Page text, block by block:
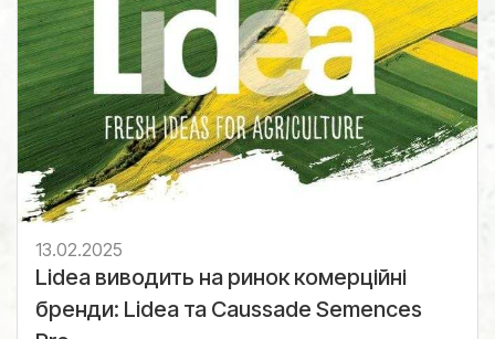
13.02.2025
Lidea виводить на ринок комерційні
бренди: Lidea та Caussade Semences